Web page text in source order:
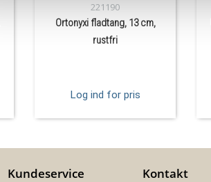
221190
Ortonyxi fladtang, 13 cm,
rustfri
Log ind for pris
Kundeservice Kontakt